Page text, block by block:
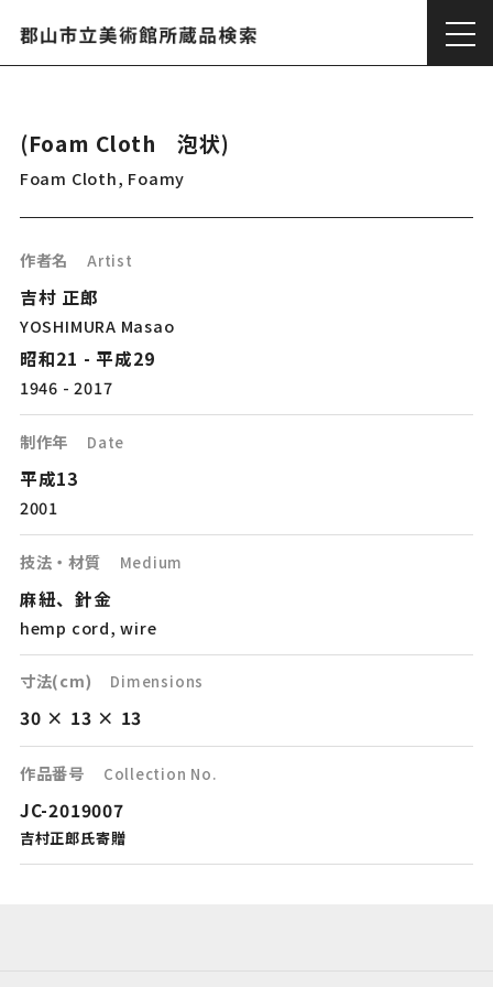
(Foam Cloth 泡状)
Foam Cloth, Foamy
作者名 Artist
吉村 正郎
YOSHIMURA Masao
昭和21 - 平成29
1946 - 2017
制作年 Date
平成13
2001
技法・材質 Medium
麻紐、針金
hemp cord, wire
寸法(cm) Dimensions
30 × 13 × 13
作品番号 Collection No.
JC-2019007
吉村正郎氏寄贈